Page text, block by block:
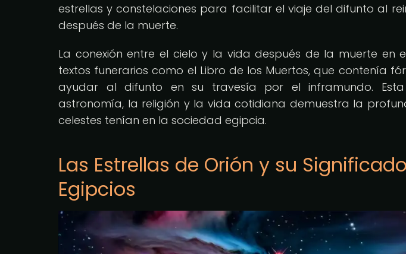
estrellas y constelaciones para facilitar el viaje del difunto al
después de la muerte.
La conexión entre el cielo y la vida después de la muerte en
textos funerarios como el Libro de los Muertos, que contenía
ayudar al difunto en su travesía por el inframundo.
astronomía, la religión y la vida cotidiana demuestra la
celestes tenían en la sociedad egipcia.
Las Estrellas de Orión y su
Egipcios